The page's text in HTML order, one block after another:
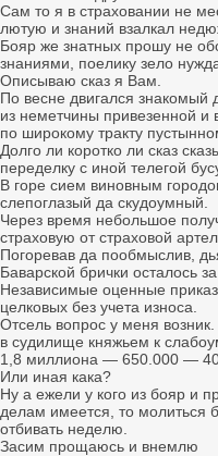
Сам то я в страховании не
лютую и знаний взалкал
Бояр же знатных прошу не
знаниями, поелику зело
Описываю сказ я Вам.
По весне двигался знакомый
из неметчины привезенной и
по широкому тракту
Долго ли коротко ли сказ
переделку с иной телегой
В горе сием виновным
слепоглазый да скудоумный.
Через время небольшое
страховую от страховой
Погоревав да пообмыслив,
Баварской брички осталось
Независимые оценные
целковых без учета износа.
Отсель вопрос у меня
в судилище княжьем к
1,8 миллиона — 650.000 —
Или иная кака?
Ну а ежели у кого из бояр и
делам имеется, то молиться
отбивать неделю.
Засим прощаюсь и внемлю